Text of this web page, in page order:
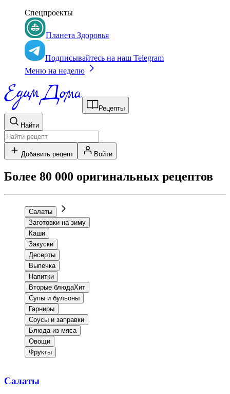
Спецпроекты
Планета Здоровья
Подписывайтесь на наш Telegram
Меню на неделю
Рецепты
Найти
Добавить рецепт Войти
Более 80 000 оригинальных рецептов
Салаты
Заготовки на зиму
Каши
Закуски
Десерты
Выпечка
Напитки
Вторые блюдаХит
Супы и бульоны
Гарниры
Соусы и заправки
Блюда из мяса
Овощи
Фрукты
Салаты